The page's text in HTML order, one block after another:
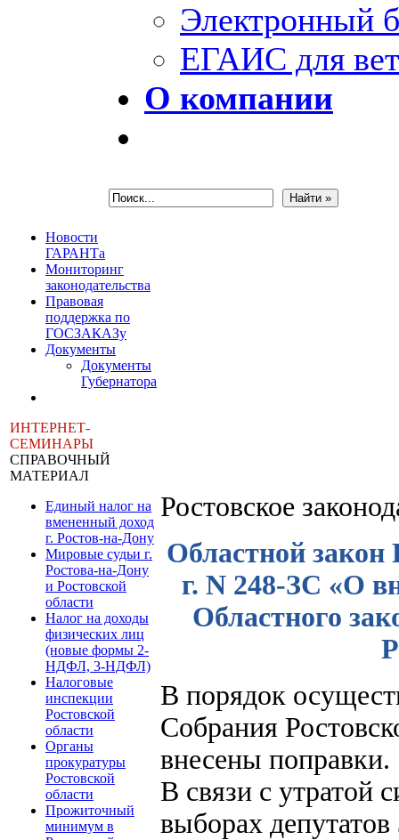
Электронный
ЕГАИС для
О компании
Новости
ГАРАНТа
Мониторинг
законодательства
Правовая
поддержка по
ГОСЗАКАЗу
Документы
Документы
Губернатора
ИНТЕРНЕТ-
СЕМИНАРЫ
СПРАВОЧНЫЙ
МАТЕРИАЛ
Единый налог на
вмененный доход
г. Ростов-на-Дону
Мировые судьи г.
Ростова-на-Дону
и Ростовской
области
Налог на доходы
физических лиц
(новые формы 2-
НДФЛ, 3-НДФЛ)
Налоговые
инспекции
Ростовской
области
Органы
прокуратуры
Ростовской
области
Прожиточный
минимум в
Ростовское
Областной закон
г. N 248-ЗС «О
Областного
В порядок
Собрания
внесены поправки.
В связи с утратой
выборах